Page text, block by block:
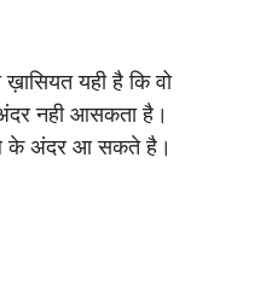
यही है कि वो
नही आसकता है।
के अंदर आ सकते है।